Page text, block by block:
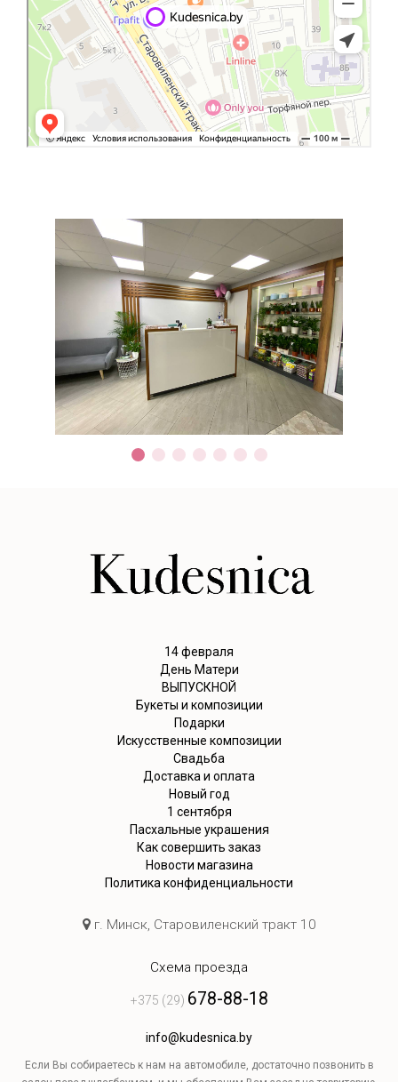
14 февраля
День Матери
ВЫПУСКНОЙ
Букеты и композиции
Подарки
Искусственные композиции
Свадьба
Доставка и оплата
Новый год
1 сентября
Пасхальные украшения
Как совершить заказ
Новости магазина
Политика конфиденциальности
г. Минск, Старовиленский тракт 10
Схема проезда
+375 (29) 678-88-18
info@kudesnica.by
Если Вы собираетесь к нам на автомобиле, достаточно позвонить в